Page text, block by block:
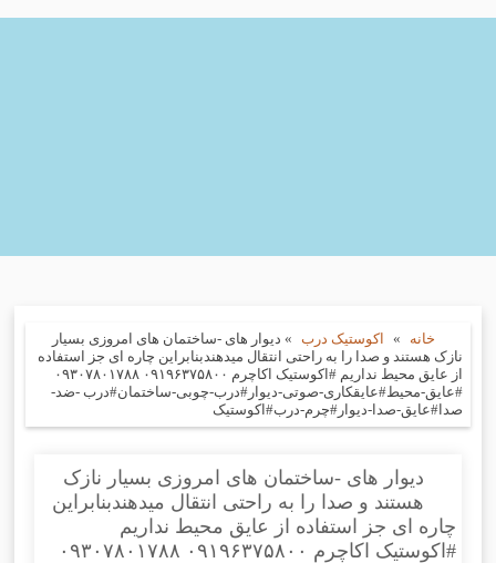
خانه » اکوستیک درب » دیوار های -ساختمان های امروزی بسیار
نازک هستند و صدا را به راحتی انتقال میدهندبنابراین چاره ای جز استفاده
از عایق محیط نداریم #اکوستیک اکاچرم ۰۹۱۹۶۳۷۵۸۰۰ ۰۹۳۰۷۸۰۱۷۸۸
#عایق-محیط#عایقکاری-صوتی-دیوار#درب-چوبی-ساختمان#درب -ضد-
صدا#عایق-صدا-دیوار#چرم-درب#اکوستیک
دیوار های -ساختمان های امروزی بسیار نازک
هستند و صدا را به راحتی انتقال میدهندبنابراین
چاره ای جز استفاده از عایق محیط نداریم
#اکوستیک اکاچرم ۰۹۱۹۶۳۷۵۸۰۰ ۰۹۳۰۷۸۰۱۷۸۸